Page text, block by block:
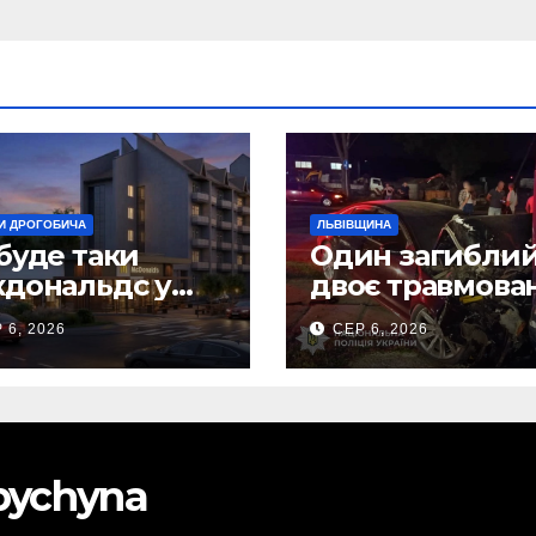
ДРОГОБИЧА
таки
у
(Фото)
6, 2026
ЛЬВІВЩИНА
Один
двоє
внаслідок ДТП
Самбірщині
СЕР 6, 2026